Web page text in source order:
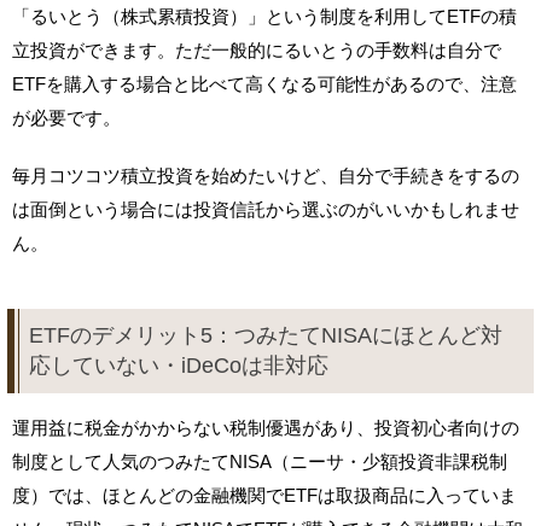
「るいとう（株式累積投資）」という制度を利用してETFの積
立投資ができます。ただ一般的にるいとうの手数料は自分で
ETFを購入する場合と比べて高くなる可能性があるので、注意
が必要です。
毎月コツコツ積立投資を始めたいけど、自分で手続きをするの
は面倒という場合には投資信託から選ぶのがいいかもしれませ
ん。
ETFのデメリット5：つみたてNISAにほとんど対
応していない・iDeCoは非対応
運用益に税金がかからない税制優遇があり、投資初心者向けの
制度として人気のつみたてNISA（ニーサ・少額投資非課税制
度）では、ほとんどの金融機関でETFは取扱商品に入っていま